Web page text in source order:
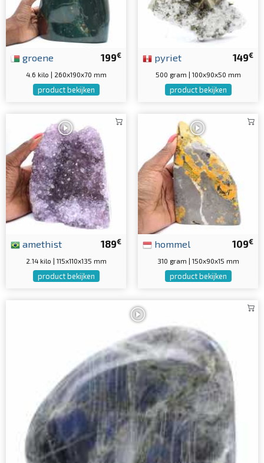
199€
groene
4.6 kilo | 260x190x70 mm
product bekijken
149€
pyriet
500 gram | 100x90x50 mm
product bekijken
189€
amethist
2.14 kilo | 115x110x135 mm
product bekijken
109€
hommel
310 gram | 150x90x15 mm
product bekijken